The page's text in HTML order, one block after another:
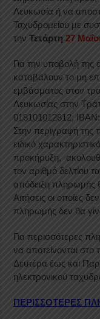
Λευκωσία ή να
Ταχυδρομείου με
τηνΤετάρτη27
Για την υποβολή της
καταβάλουν το μη
εμβάσματος στον
Λευκωσίας στην
018101012812,
Στην περιγραφή της
ειδικό
προκήρυξη,
τον αριθμό δελτίου
απόδειξη πληρωμής
Αιτήσεις οι οποίες
πληρωμής δεν θα
Για περισσότερες
να αποτείνονται
Δευτέρα έως και
ηλεκτρονικού
ΠΕΡΙΣΣΟΤΕΡΕΣ